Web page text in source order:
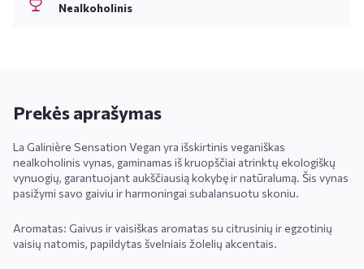
Nealkoholinis
Prekės aprašymas
La Galinière Sensation Vegan yra išskirtinis veganiškas
nealkoholinis vynas, gaminamas iš kruopščiai atrinktų ekologiškų
vynuogių, garantuojant aukščiausią kokybę ir natūralumą. Šis vynas
pasižymi savo gaiviu ir harmoningai subalansuotu skoniu.
Aromatas: Gaivus ir vaisiškas aromatas su citrusinių ir egzotinių
vaisių natomis, papildytas švelniais žolelių akcentais.